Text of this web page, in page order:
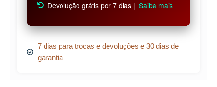
Devolução grátis por 7 dias | Saiba mais
7 dias para trocas e devoluções e 30 dias de
garantia